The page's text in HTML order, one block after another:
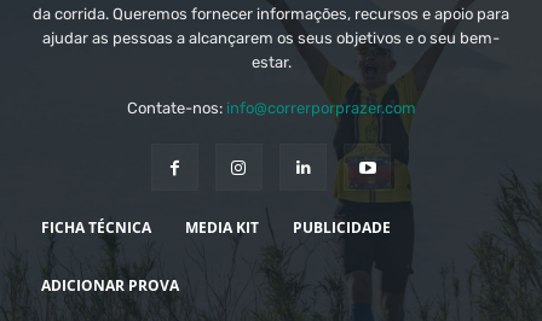
da corrida. Queremos fornecer informações, recursos e apoio para
ajudar as pessoas a alcançarem os seus objetivos e o seu bem-
estar.
Contate-nos: info@correrporprazer.com
FICHA TÉCNICA MEDIA KIT PUBLICIDADE
ADICIONAR PROVA